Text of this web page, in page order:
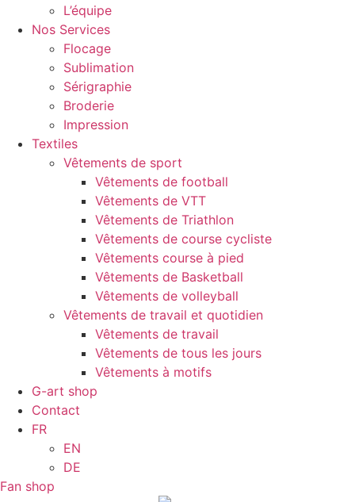
L’équipe
Nos Services
Flocage
Sublimation
Sérigraphie
Broderie
Impression
Textiles
Vêtements de sport
Vêtements de football
Vêtements de VTT
Vêtements de Triathlon
Vêtements de course cycliste
Vêtements course à pied
Vêtements de Basketball
Vêtements de volleyball
Vêtements de travail et quotidien
Vêtements de travail
Vêtements de tous les jours
Vêtements à motifs
G-art shop
Contact
FR
EN
DE
Fan shop